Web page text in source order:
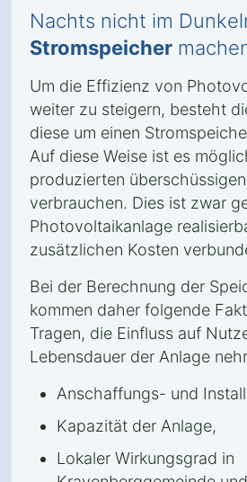
Nachts nicht im
Stromspeicher
Um die Effizienz von
weiter zu steigern, besteht
diese um einen
Auf diese Weise ist es
produzierten
verbrauchen. Dies ist zwar
Photovoltaikanlage
zusätzlichen Kosten
Bei der Berechnung der
kommen daher folgende
Tragen, die Einfluss auf
Lebensdauer der Anlage
Anschaffungs- und
Kapazität der Anlage,
Lokaler Wirkungsgrad in